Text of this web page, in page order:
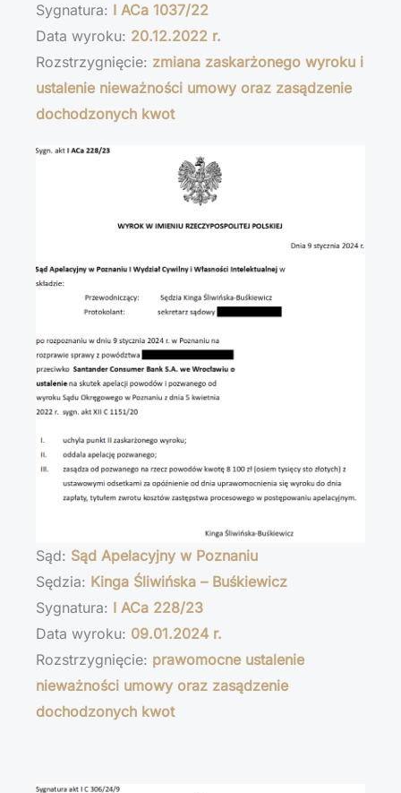
Sygnatura: I ACa 1037/22
Data wyroku: 20.12.2022 r.
Rozstrzygnięcie: zmiana zaskarżonego wyroku i
ustalenie nieważności umowy oraz zasądzenie
dochodzonych kwot
Sąd: Sąd Apelacyjny w Poznaniu
Sędzia: Kinga Śliwińska – Buśkiewicz
Sygnatura: I ACa 228/23
Data wyroku: 09.01.2024 r.
Rozstrzygnięcie: prawomocne ustalenie
nieważności umowy oraz zasądzenie
dochodzonych kwot